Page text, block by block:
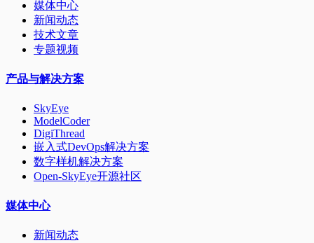
媒体中心
新闻动态
技术文章
专题视频
产品与解决方案
SkyEye
ModelCoder
DigiThread
嵌入式DevOps解决方案
数字样机解决方案
Open-SkyEye开源社区
媒体中心
新闻动态